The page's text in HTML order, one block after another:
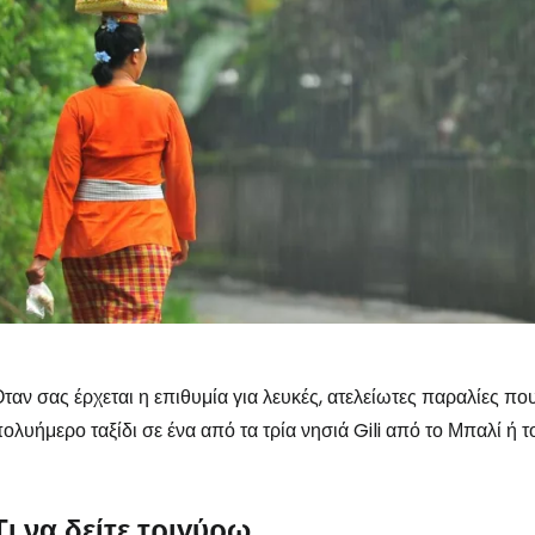
σας έρχεται η επιθυμία για λευκές, ατελείωτες παραλίες
ταξίδι σε ένα από τα τρία νησιά Gili από το Μπαλί ή